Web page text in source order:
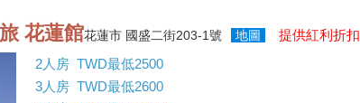
花蓮館花蓮市 國盛二街203-1號 地圖
提供紅利折扣
2人房 TWD最低2500
3人房 TWD最低2600